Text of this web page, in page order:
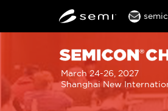
March 24-26, 2027
Shanghai New